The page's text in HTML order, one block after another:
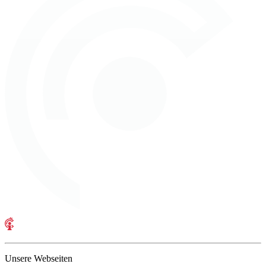
Unsere Webseiten